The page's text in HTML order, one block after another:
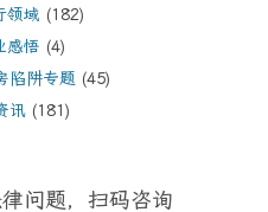
领域 (182)
感悟 (4)
陷阱专题 (45)
讯 (181)
问题，扫码咨询